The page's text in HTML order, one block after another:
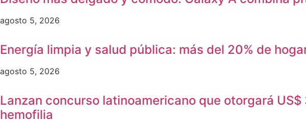
agosto 5, 2026
Energía limpia y salud pública: más del 20% de
agosto 5, 2026
Lanzan concurso latinoamericano que otorgará
hemofilia